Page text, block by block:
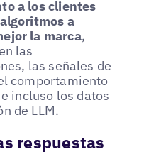
a los clientes
a
la marca,
las
las señales de
comportamiento
incluso los datos
de LLM.
respuestas